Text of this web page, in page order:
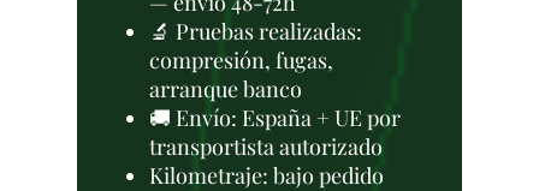
🔬 Pruebas realizadas:
compresión, fugas,
arranque banco
🚚 Envío: España + UE por
transportista autorizado
Kilometraje: bajo pedido